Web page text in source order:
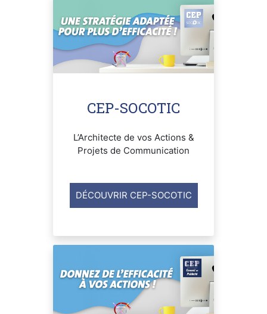
CEP-SOCOTIC
L’Architecte de vos Actions &
Projets de Communication
DÉCOUVRIR CEP-SOCOTIC